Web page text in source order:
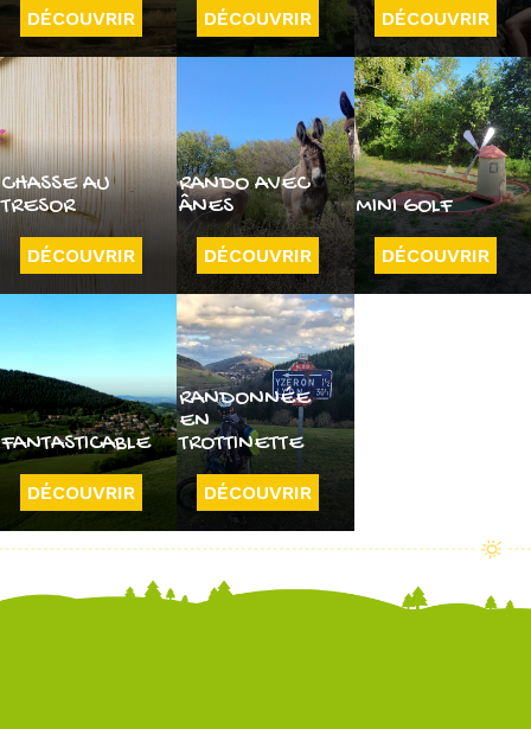
DÉCOUVRIR DÉCOUVRIR DÉCOUVRIR
CHASSE AU
TRESOR
DÉCOUVRIR
RANDO AVEC
ÂNES
DÉCOUVRIR
MINI GOLF
DÉCOUVRIR
FANTASTICABLE
DÉCOUVRIR
RANDONNÉE
EN
TROTTINETTE
DÉCOUVRIR